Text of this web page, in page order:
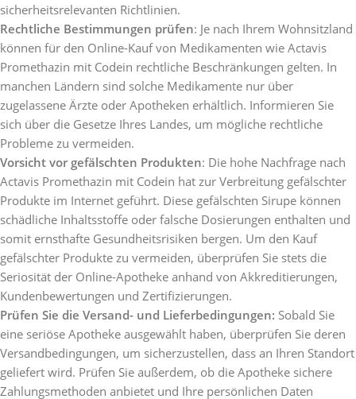
sicherheitsrelevanten Richtlinien.
Rechtliche Bestimmungen prüfen: Je nach Ihrem Wohnsitzland
können für den Online-Kauf von Medikamenten wie Actavis
Promethazin mit Codein rechtliche Beschränkungen gelten. In
manchen Ländern sind solche Medikamente nur über
zugelassene Ärzte oder Apotheken erhältlich. Informieren Sie
sich über die Gesetze Ihres Landes, um mögliche rechtliche
Probleme zu vermeiden.
Vorsicht vor gefälschten Produkten: Die hohe Nachfrage nach
Actavis Promethazin mit Codein hat zur Verbreitung gefälschter
Produkte im Internet geführt. Diese gefälschten Sirupe können
schädliche Inhaltsstoffe oder falsche Dosierungen enthalten und
somit ernsthafte Gesundheitsrisiken bergen. Um den Kauf
gefälschter Produkte zu vermeiden, überprüfen Sie stets die
Seriosität der Online-Apotheke anhand von Akkreditierungen,
Kundenbewertungen und Zertifizierungen.
Prüfen Sie die Versand- und Lieferbedingungen: Sobald Sie
eine seriöse Apotheke ausgewählt haben, überprüfen Sie deren
Versandbedingungen, um sicherzustellen, dass an Ihren Standort
geliefert wird. Prüfen Sie außerdem, ob die Apotheke sichere
Zahlungsmethoden anbietet und Ihre persönlichen Daten